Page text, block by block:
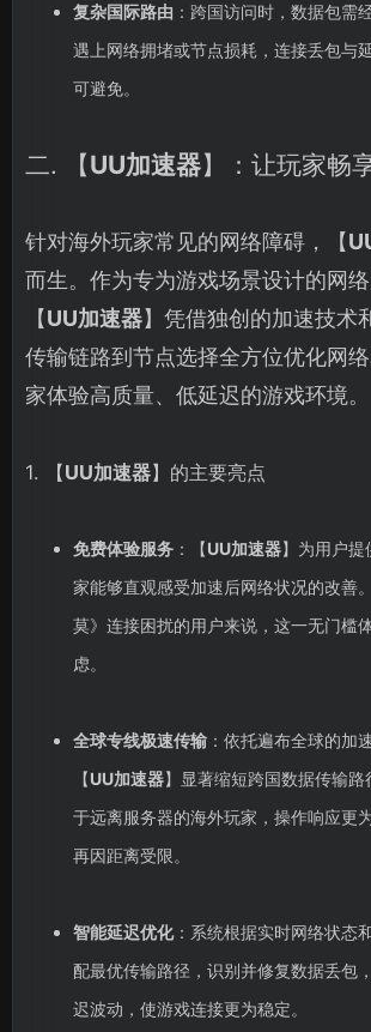
复杂国际路由 ：跨国访问时，数据包需
遇上网络拥堵或节点损耗，连接丢包与
可避免。
二. 【UU加速器】：让玩家畅
针对海外玩家常见的网络障碍，【
而生。作为专为游戏场景设计的网络
【UU加速器】凭借独创的加速技术
传输链路到节点选择全方位优化网
家体验高质量、低延迟的游戏环境。
1. 【UU加速器】的主要亮点
免费体验服务：【UU加速器】为用户提
家能够直观感受加速后网络状况的改善
莫》连接困扰的用户来说，这一无门槛
虑。
全球专线极速传输：依托遍布全球的加
【UU加速器】显著缩短跨国数据传输
于远离服务器的海外玩家，操作响应更
再因距离受限。
智能延迟优化：系统根据实时网络状态
配最优传输路径，识别并修复数据丢包
迟波动，使游戏连接更为稳定。